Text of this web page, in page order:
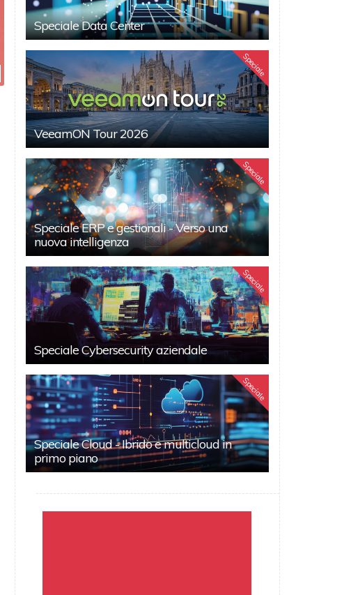
Speciale Data Center
Speciale
VeeamON Tour 2026
Speciale
Speciale ERP e gestionali - Verso una
nuova intelligenza
Speciale
Speciale Cybersecurity aziendale
Speciale
Speciale Cloud - Ibrido e multicloud in
primo piano